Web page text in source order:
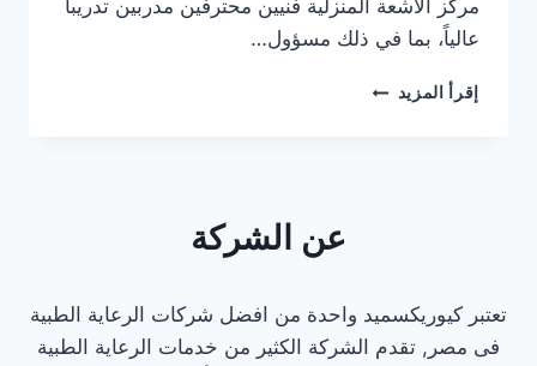
مركز الأشعة المنزلية فنيين محترفين مدربين تدريباً
عالياً، بما في ذلك مسؤول…
إقرأ المزيد افضل
الجديدةعن الشركة
تعتبر كيوريكسميد واحدة من افضل شركات الرعاية الطبية
فى مصر, تقدم الشركة الكثير من خدمات الرعاية الطبية